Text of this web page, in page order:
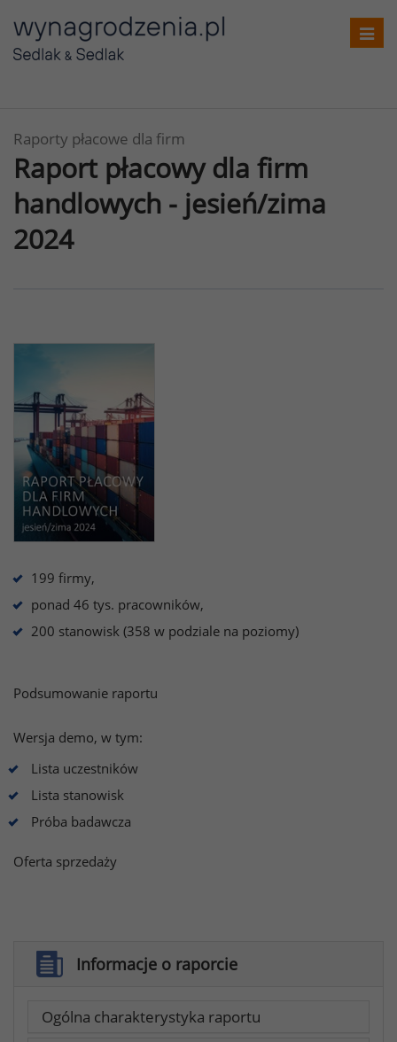
Raporty płacowe dla firm
Raport płacowy dla firm
handlowych - jesień/zima
2024
199 firmy,
ponad 46 tys. pracowników,
200 stanowisk (358 w podziale na poziomy)
Podsumowanie raportu
Wersja demo, w tym:
Lista uczestników
Lista stanowisk
Próba badawcza
Oferta sprzedaży
Informacje o raporcie
Ogólna charakterystyka raportu